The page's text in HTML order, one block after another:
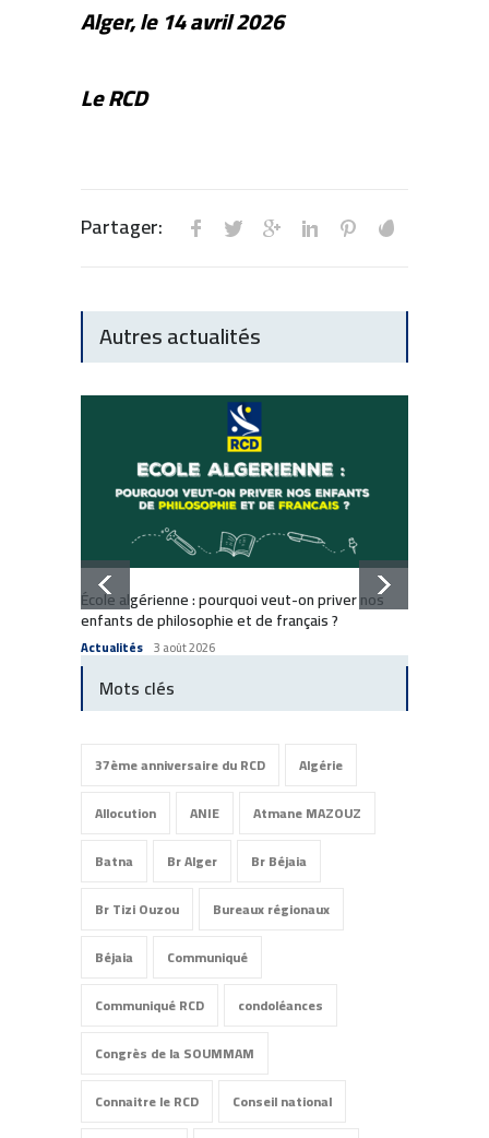
Alger, le 14 avril 2026
Le RCD
Partager:
Autres actualités
École algérienne : pourquoi veut-on priver nos
enfants de philosophie et de français ?
Actualités 3 août 2026
Mots clés
37ème anniversaire du RCD
Algérie
Allocution
ANIE
Atmane MAZOUZ
Batna
Br Alger
Br Béjaia
Br Tizi Ouzou
Bureaux régionaux
Béjaia
Communiqué
Communiqué RCD
condoléances
Congrès de la SOUMMAM
Connaitre le RCD
Conseil national